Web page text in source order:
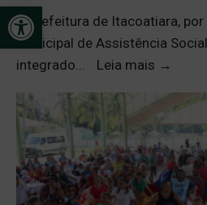
Open toolbar
A Prefeitura de Itacoatiara,
Municipal de Assistência
integrado... Leia mais →